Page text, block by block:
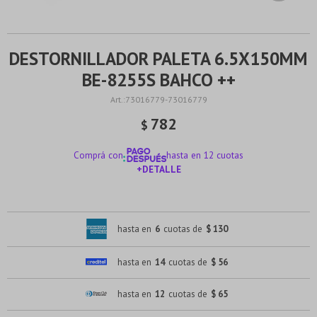
DESTORNILLADOR PALETA 6.5X150MM
BE-8255S BAHCO ++
73016779-73016779
$ 782
Comprá con
hasta en 12 cuotas
+DETALLE
hasta en 6 cuotas de $ 130
hasta en 14 cuotas de $ 56
hasta en 12 cuotas de $ 65